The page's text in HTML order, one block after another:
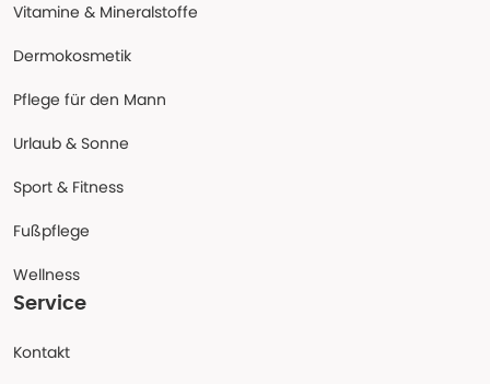
Vitamine & Mineralstoffe
Dermokosmetik
Pflege für den Mann
Urlaub & Sonne
Sport & Fitness
Fußpflege
Wellness
Service
Kontakt